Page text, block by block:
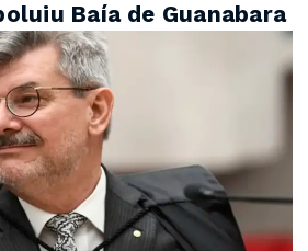
Baía de Guanabara